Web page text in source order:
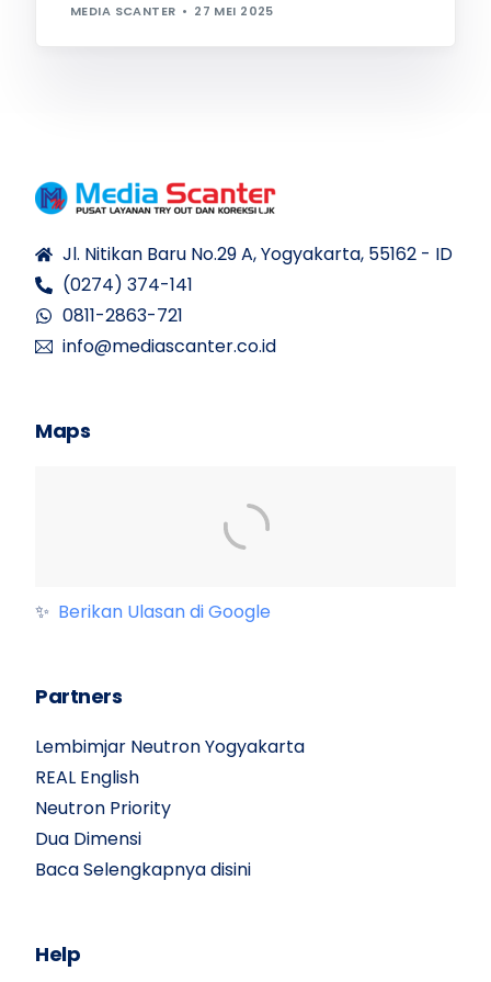
MEDIA SCANTER 27 MEI 2025
Jl. Nitikan Baru No.29 A, Yogyakarta, 55162 - ID
(0274) 374-141
0811-2863-721
info@mediascanter.co.id
Maps
✨ Berikan Ulasan di Google
Partners
Lembimjar Neutron Yogyakarta
REAL English
Neutron Priority
Dua Dimensi
Baca Selengkapnya disini
Help